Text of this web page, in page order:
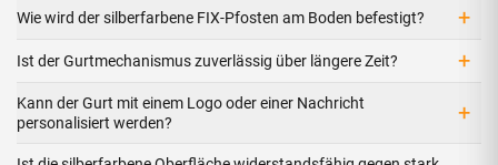
Wie wird der silberfarbene FIX-Pfosten am Boden befestigt? +
Ist der Gurtmechanismus zuverlässig über längere Zeit? +
Kann der Gurt mit einem Logo oder einer Nachricht
personalisiert werden?
+